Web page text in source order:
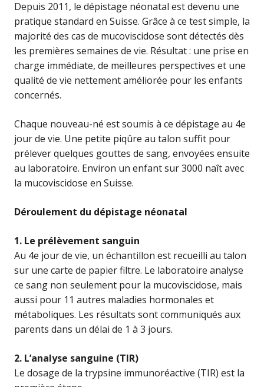
Depuis 2011, le dépistage néonatal est devenu une
pratique standard en Suisse. Grâce à ce test simple, la
majorité des cas de mucoviscidose sont détectés dès
les premières semaines de vie. Résultat : une prise en
charge immédiate, de meilleures perspectives et une
qualité de vie nettement améliorée pour les enfants
concernés.
Chaque nouveau-né est soumis à ce dépistage au 4e
jour de vie. Une petite piqûre au talon suffit pour
prélever quelques gouttes de sang, envoyées ensuite
au laboratoire. Environ un enfant sur 3000 naît avec
la mucoviscidose en Suisse.
Déroulement du dépistage néonatal
1. Le prélèvement sanguin
Au 4e jour de vie, un échantillon est recueilli au talon
sur une carte de papier filtre. Le laboratoire analyse
ce sang non seulement pour la mucoviscidose, mais
aussi pour 11 autres maladies hormonales et
métaboliques. Les résultats sont communiqués aux
parents dans un délai de 1 à 3 jours.
2. L’analyse sanguine (TIR)
Le dosage de la trypsine immunoréactive (TIR) est la